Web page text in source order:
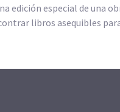
edición especial de una
libros asequibles